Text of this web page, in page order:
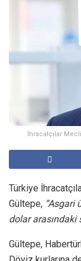
İhracatçılar
Türkiye
Gültepe, “Asgari
dolar arasındaki
Gültepe,